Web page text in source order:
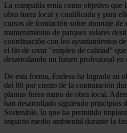
La compañía tenía como objetivo que
obra fuera local y cualificada y para
cursos de formación sobre montaje de
mantenimiento de parques solares
coordinación con los ayuntamientos
el fin de crear "empleo de calidad"
desarrollando un futuro profesional en
De esta forma, Endesa ha logrado su
del 80 por ciento de la contratación
plantas fuera mano de obra local.
han desarrollado siguiendo principios
Sostenible, lo que ha permitido
impacto medio ambiental durante la